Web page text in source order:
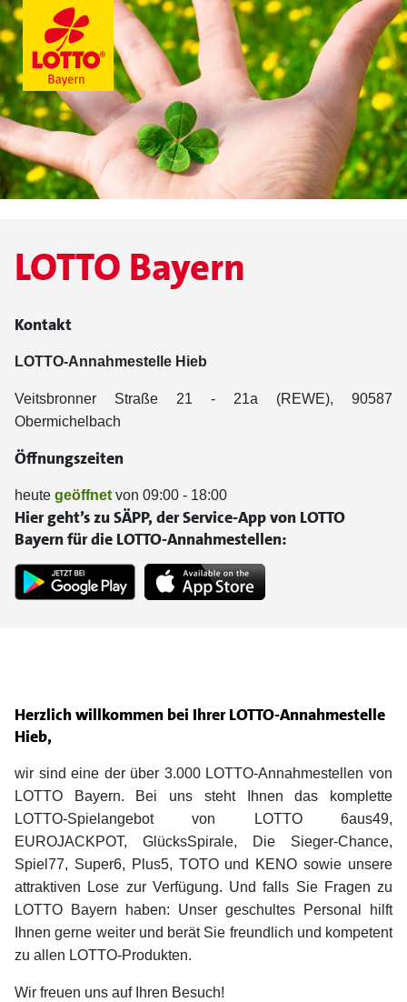
Herzlich willkommen bei Ihrer LOTTO-Annahmestelle
Hieb,
wir sind eine der über 3.000 LOTTO-Annahmestellen von
LOTTO Bayern. Bei uns steht Ihnen das komplette
LOTTO-Spielangebot von LOTTO 6aus49,
EUROJACKPOT, GlücksSpirale, Die Sieger-Chance,
Spiel77, Super6, Plus5, TOTO und KENO sowie unsere
attraktiven Lose zur Verfügung. Und falls Sie Fragen zu
LOTTO Bayern haben: Unser geschultes Personal hilft
Ihnen gerne weiter und berät Sie freundlich und kompetent
zu allen LOTTO-Produkten.
Wir freuen uns auf Ihren Besuch!
LOTTO Bayern
Kontakt
LOTTO-Annahmestelle Hieb
Veitsbronner Straße 21 - 21a (REWE), 90587
Obermichelbach
Öffnungszeiten
heute geöffnet von 09:00 - 18:00
Hier geht’s zu SÄPP, der Service-App von LOTTO
Bayern für die LOTTO-Annahmestellen: